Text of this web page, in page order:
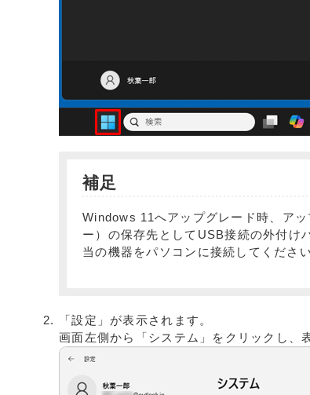
補足
Windows 11へアップグレード時、ア
ー）の保存先としてUSB接続の外付け
当の機器をパソコンに接続してください
「設定」が表示されます。
画面左側から「システム」をクリックし、